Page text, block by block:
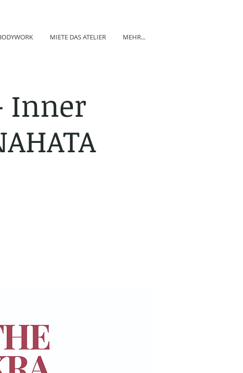
MIETE DAS ATELIER MEHR...
Inner